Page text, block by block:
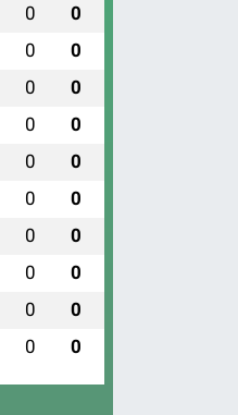
0 0
0 0
0 0
0 0
0 0
0 0
0 0
0 0
0 0
0 0